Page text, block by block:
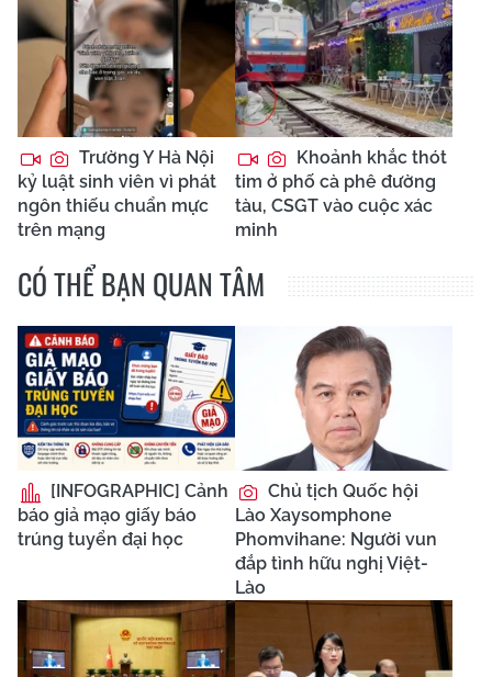
Trường Y Hà Nội
kỷ luật sinh viên vì phát
ngôn thiếu chuẩn mực
trên mạng
Khoảnh khắc thót
tim ở phố cà phê đường
tàu, CSGT vào cuộc xác
minh
CÓ THỂ BẠN QUAN TÂM
[INFOGRAPHIC] Cảnh
báo giả mạo giấy báo
trúng tuyển đại học
Chủ tịch Quốc hội
Lào Xaysomphone
Phomvihane: Người vun
đắp tình hữu nghị Việt-
Lào